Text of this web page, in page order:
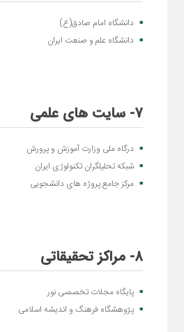
دانشگاه امام صادق(ع)
دانشگاه علم و صنعت ایران
7- سایت های علمی
درگاه ملی وزارت آموزش و پرورش
شبکه تحلیلگران تکنولوژی ایران
مرکز جامع پروژه های دانشجویی
8- مراکز تحقیقاتی
پایگاه مجلات تخصصی نور
پژوهشگاه فرهنگ و اندیشه اسلامی